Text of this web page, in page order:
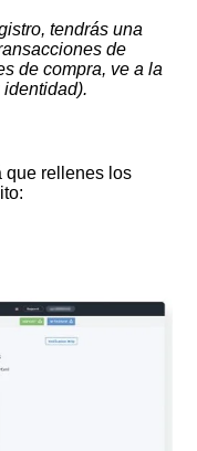
tendrás una
de
de compra, ve a la
identidad).
que rellenes los